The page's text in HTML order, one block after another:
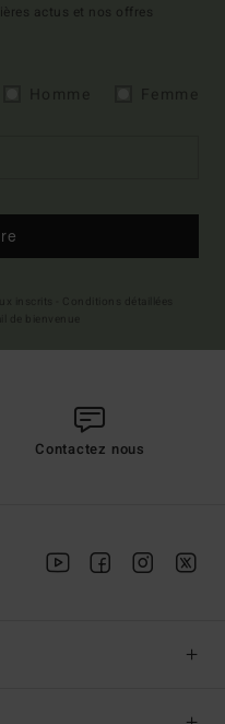
actus et nos offres
Contactez nous